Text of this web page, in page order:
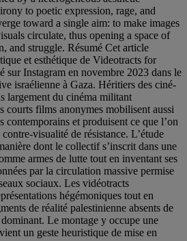
to poetic expression, rage, and
toward a single aim: to make images
circulate, thus opening a space of
and struggle. Résumé Cet article
et esthétique de Videotracts for
sur Instagram en novembre 2023 dans le
israélienne à Gaza. Héritiers des ciné-
largement du cinéma militant
courts films anonymes mobilisent aussi
contemporains et produisent ce que l’on
visualité de résistance. L’étude
dont le collectif s’inscrit dans une
armes de lutte tout en inventant ses
par la circulation massive permise
sociaux. Les vidéotracts
hégémoniques tout en
de réalité palestinienne absents de
dominant. Le montage y occupe une
un geste heuristique de mise en